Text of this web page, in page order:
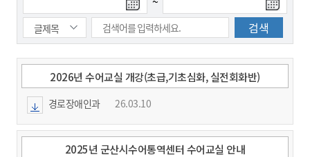
색
시
일
색
종
일
2026년 수어교실 개강(초급,기초심화, 실전회화반)
경로장애인과 26.03.10
2025년 군산시수어통역센터 수어교실 안내